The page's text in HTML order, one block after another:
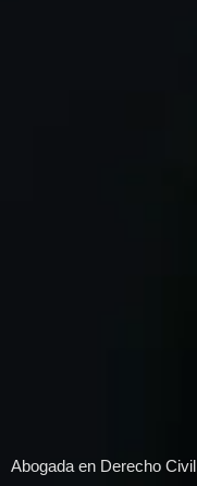
Abogada en Derecho Civil